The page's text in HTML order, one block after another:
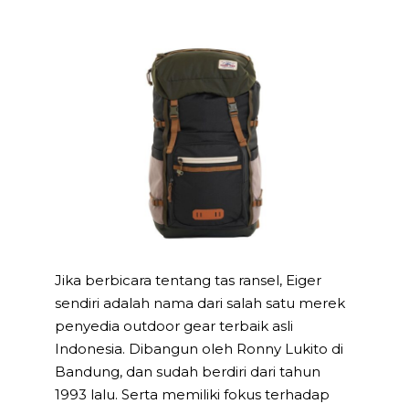
Jika berbicara tentang tas ransel, Eiger
sendiri adalah nama dari salah satu merek
penyedia outdoor gear terbaik asli
Indonesia. Dibangun oleh Ronny Lukito di
Bandung, dan sudah berdiri dari tahun
1993 lalu. Serta memiliki fokus terhadap